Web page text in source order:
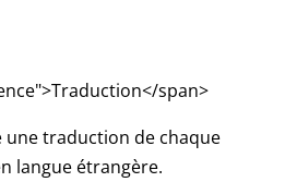
span>
une traduction de chaque
langue étrangère.